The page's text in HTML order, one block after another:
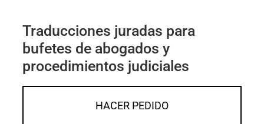
Traducciones juradas para
bufetes de abogados y
procedimientos judiciales
HACER PEDIDO